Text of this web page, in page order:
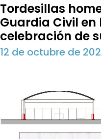
Tordesillas
Guardia Civil en
celebración de
12 de octubre de